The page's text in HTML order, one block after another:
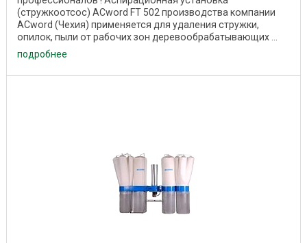
(стружкоотсос) ACword FT 502 производства компании
ACword (Чехия) применяется для удаления стружки,
опилок, пыли от рабочих зон деревообрабатывающих ...
подробнее